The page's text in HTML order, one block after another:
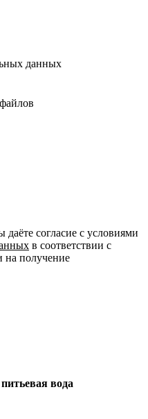
данных
согласие c условиями
в соответствии с
на получение
вода